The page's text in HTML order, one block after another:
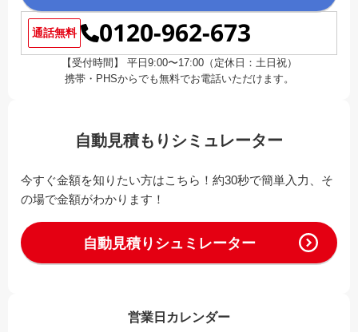
通話無料 0120-962-673
【受付時間】 平日9:00〜17:00（定休日：土日祝）
携帯・PHSからでも無料でお電話いただけます。
自動見積もりシミュレーター
今すぐ金額を知りたい方はこちら！約30秒で簡単入力、そ
の場で金額がわかります！
自動見積りシュミレーター
営業日カレンダー